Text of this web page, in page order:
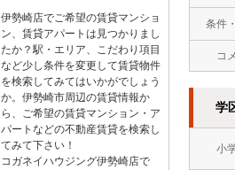
条件
コ
学
小
伊勢崎店でご希望の賃貸マンショ
ン、賃貸アパートは見つかりまし
たか？駅・エリア、こだわり項目
など少し条件を変更して賃貸物件
を検索してみてはいかがでしょう
か。伊勢崎市周辺の賃貸情報か
ら、ご希望の賃貸マンション・ア
パートなどの不動産賃貸を検索し
てみて下さい！
コガネイハウジング伊勢崎店で